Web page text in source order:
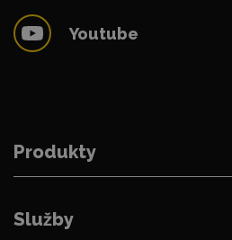
Youtube
Produkty
Služby